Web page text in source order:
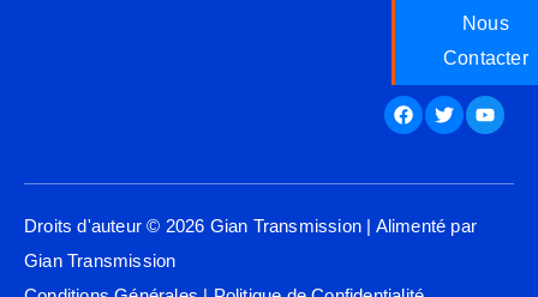
Nous
Contacter
Facebook
Twitter
Droits d'auteur © 2026 Gian Transmission | Alimenté par
Gian Transmission